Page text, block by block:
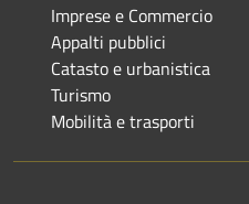
Imprese e Commercio
Appalti pubblici
Catasto e urbanistica
Turismo
Mobilità e trasporti